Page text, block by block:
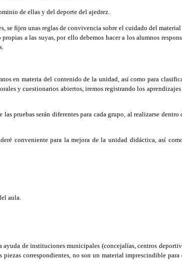
de ellas y del deporte del ajedrez.
fijen unas reglas de convivencia sobre el cuidado del
a las suyas, por ello debemos hacer a los alumnos
en materia del contenido de la unidad, así como para
y cuestionarios abiertos, iremos registrando los
pruebas serán diferentes para cada grupo, al realizarse dentro
conveniente para la mejora de la unidad didáctica, así
aula.
de instituciones municipales (concejalías, centros
correspondientes, no son un material imprescindible para